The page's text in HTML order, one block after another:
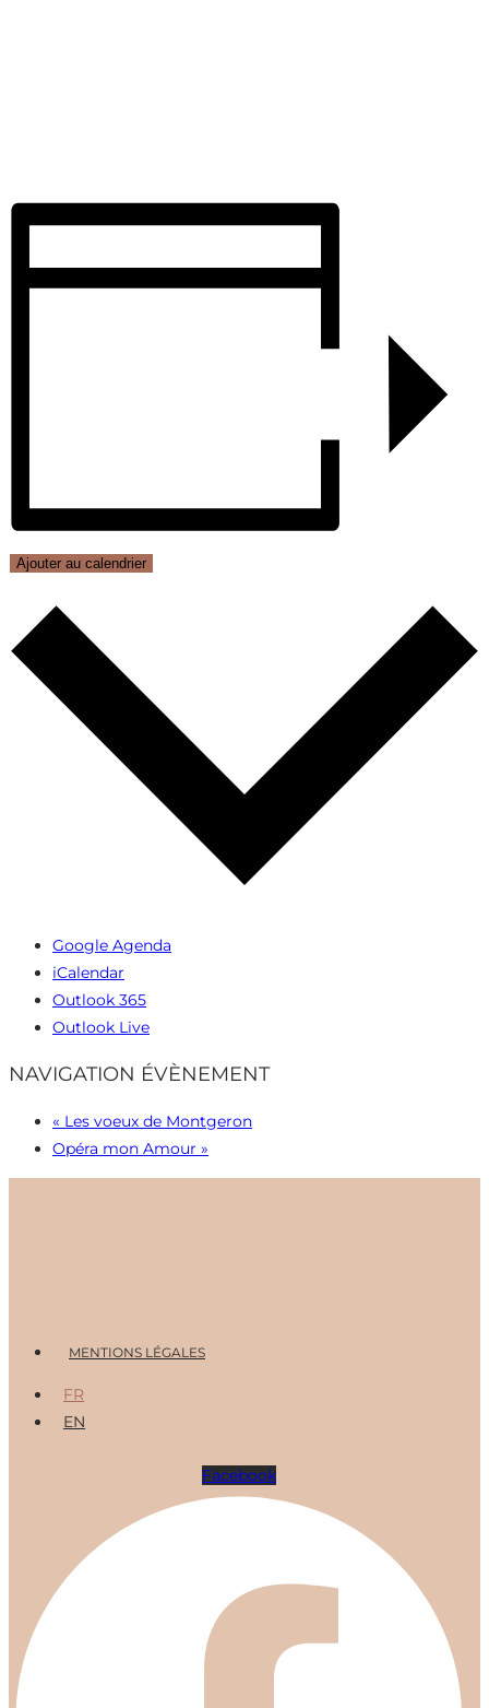
Ajouter au calendrier
Google Agenda
iCalendar
Outlook 365
Outlook Live
NAVIGATION ÉVÈNEMENT
« Les voeux de Montgeron
Opéra mon Amour »
Menu MENTIONS LÉGALES
FR
EN
Facebook